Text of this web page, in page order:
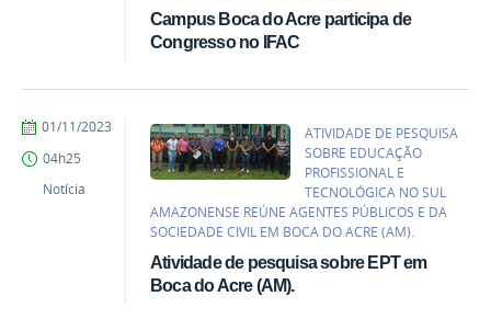
Campus Boca do Acre participa de
Congresso no IFAC
ATIVIDADE DE PESQUISA
SOBRE EDUCAÇÃO
PROFISSIONAL E
TECNOLÓGICA NO SUL
AMAZONENSE REÚNE AGENTES PÚBLICOS E DA
SOCIEDADE CIVIL EM BOCA DO ACRE (AM).
Atividade de pesquisa sobre EPT em
Boca do Acre (AM).
por
Gomes
publicado
01/11/2023
04h25
Notícia